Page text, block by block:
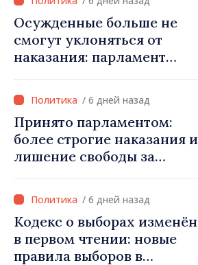
трансграничных
работников
Осужденные больше не
смогут уклоняться от
наказания: парламент
расширяет электронный
мониторинг/ 6 дней назад
Принято парламентом:
более строгие наказания и
лишение свободы за
запрещённых веществ в
социальных сетях
/ 6 дней назад
Кодекс о выборах изменён
в первом чтении: новые
правила выборов в